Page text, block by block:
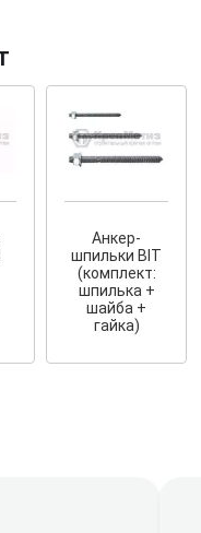
Анкер-
шпильки BIT
(комплект:
шпилька +
шайба +
гайка)